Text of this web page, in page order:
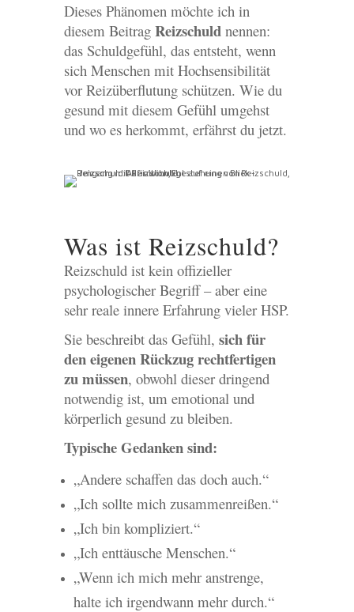
Dieses Phänomen möchte ich in
diesem Beitrag Reizschuldnennen:
das Schuldgefühl, das entsteht, wenn
sich Menschen mit Hochsensibilität
vor Reizüberflutung schützen. Wie du
gesund mit diesem Gefühl umgehst
und wo es herkommt, erfährst du jetzt.
Was ist Reizschuld?
Reizschuld ist kein offizieller
psychologischer Begriff – aber eine
sehr reale innere Erfahrung vieler HSP.
Sie beschreibt das Gefühl, sich für
den eigenen Rückzug rechtfertigen
zu müssen, obwohl dieser dringend
notwendig ist, um emotional und
körperlich gesund zu bleiben.
Typische Gedanken sind:
„Andere schaffen das doch auch.“
„Ich sollte mich zusammenreißen.“
„Ich bin kompliziert.“
„Ich enttäusche Menschen.“
„Wenn ich mich mehr anstrenge,
halte ich irgendwann mehr durch.“